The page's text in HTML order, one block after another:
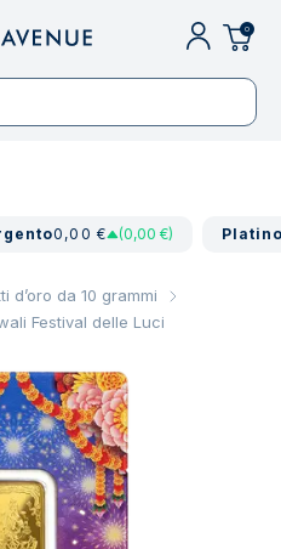
0
0,00 € (0,00 €)
d’oro da 10 grammi
Festival delle Luci